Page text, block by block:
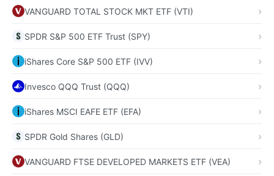
VANGUARD TOTAL STOCK MKT ETF (VTI)
SPDR S&P 500 ETF Trust (SPY)
iShares Core S&P 500 ETF (IVV)
Invesco QQQ Trust (QQQ)
iShares MSCI EAFE ETF (EFA)
SPDR Gold Shares (GLD)
VANGUARD FTSE DEVELOPED MARKETS ETF (VEA)